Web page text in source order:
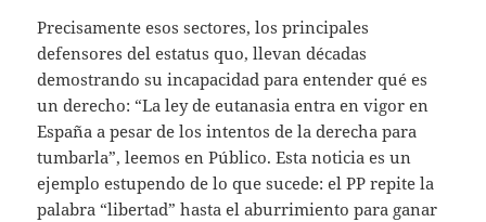
Precisamente esos sectores, los principales
defensores del estatus quo, llevan décadas
demostrando su incapacidad para entender qué es
un derecho: “La ley de eutanasia entra en vigor en
España a pesar de los intentos de la derecha para
tumbarla”, leemos en Público. Esta noticia es un
ejemplo estupendo de lo que sucede: el PP repite la
palabra “libertad” hasta el aburrimiento para ganar